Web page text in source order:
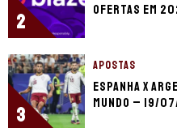
2
ofertas em
3
APOSTAS
Espanha x
Mundo – 19/